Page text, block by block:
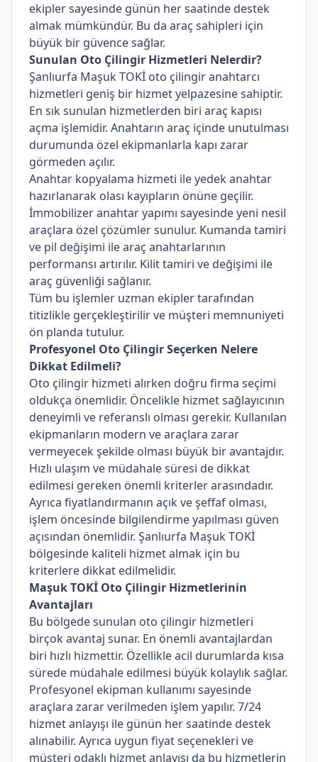
ekipler sayesinde günün her saatinde destek
almak mümkündür. Bu da araç sahipleri için
büyük bir güvence sağlar.
Sunulan Oto Çilingir Hizmetleri Nelerdir?
Şanlıurfa Maşuk TOKİ oto çilingir anahtarcı
hizmetleri geniş bir hizmet yelpazesine sahiptir.
En sık sunulan hizmetlerden biri araç kapısı
açma işlemidir. Anahtarın araç içinde unutulması
durumunda özel ekipmanlarla kapı zarar
görmeden açılır.
Anahtar kopyalama hizmeti ile yedek anahtar
hazırlanarak olası kayıpların önüne geçilir.
İmmobilizer anahtar yapımı sayesinde yeni nesil
araçlara özel çözümler sunulur. Kumanda tamiri
ve pil değişimi ile araç anahtarlarının
performansı artırılır. Kilit tamiri ve değişimi ile
araç güvenliği sağlanır.
Tüm bu işlemler uzman ekipler tarafından
titizlikle gerçekleştirilir ve müşteri memnuniyeti
ön planda tutulur.
Profesyonel Oto Çilingir Seçerken Nelere
Dikkat Edilmeli?
Oto çilingir hizmeti alırken doğru firma seçimi
oldukça önemlidir. Öncelikle hizmet sağlayıcının
deneyimli ve referanslı olması gerekir. Kullanılan
ekipmanların modern ve araçlara zarar
vermeyecek şekilde olması büyük bir avantajdır.
Hızlı ulaşım ve müdahale süresi de dikkat
edilmesi gereken önemli kriterler arasındadır.
Ayrıca fiyatlandırmanın açık ve şeffaf olması,
işlem öncesinde bilgilendirme yapılması güven
açısından önemlidir. Şanlıurfa Maşuk TOKİ
bölgesinde kaliteli hizmet almak için bu
kriterlere dikkat edilmelidir.
Maşuk TOKİ Oto Çilingir Hizmetlerinin
Avantajları
Bu bölgede sunulan oto çilingir hizmetleri
birçok avantaj sunar. En önemli avantajlardan
biri hızlı hizmettir. Özellikle acil durumlarda kısa
sürede müdahale edilmesi büyük kolaylık sağlar.
Profesyonel ekipman kullanımı sayesinde
araçlara zarar verilmeden işlem yapılır. 7/24
hizmet anlayışı ile günün her saatinde destek
alınabilir. Ayrıca uygun fiyat seçenekleri ve
müşteri odaklı hizmet anlayışı da bu hizmetlerin